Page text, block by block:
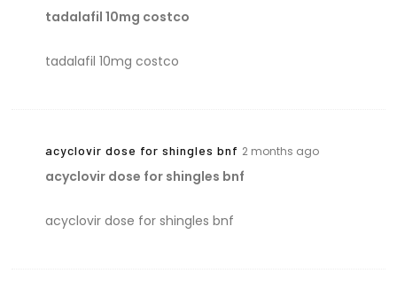
tadalafil 10mg costco
tadalafil 10mg costco
acyclovir dose for shingles bnf 2 months ago
acyclovir dose for shingles bnf
acyclovir dose for shingles bnf